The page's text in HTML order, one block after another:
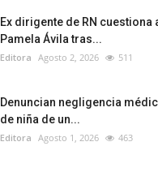
Ex dirigente de RN cuestiona
Pamela Ávila tras...
Editora Agosto 2, 2026 511
Denuncian negligencia
de niña de un...
Editora Agosto 1, 2026 463